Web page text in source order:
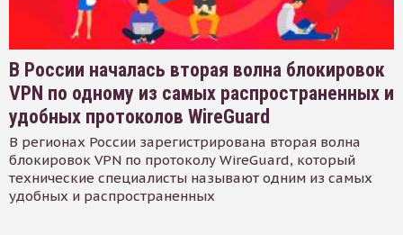
В России началась вторая волна блокировок
VPN по одному из самых распространенных и
удобных протоколов WireGuard
В регионах России зарегистрирована вторая волна
блокировок VPN по протоколу WireGuard, который
технические специалисты называют одним из самых
удобных и распространенных